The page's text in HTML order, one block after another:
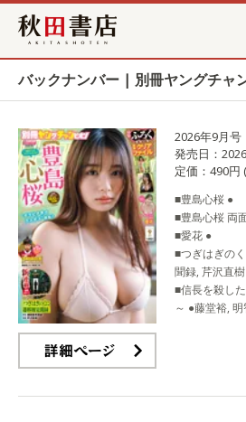
秋田書店
バックナンバー | 別冊ヤングチャ
2026年9月号
発売日：
定価：490円
■豊島心桜 ●
■豊島心桜 両
■愛花 ●
■つぎはぎの
聞録, 芹沢直樹
■信長を殺し
～ ●藤堂裕,